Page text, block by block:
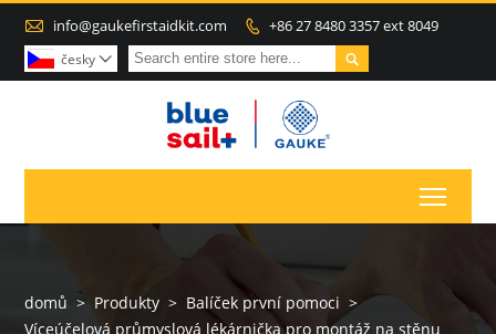
 info@gaukefirstaidkit.com  +86 27 8480 3357 ext 8049

česky 
domů > Produkty > Balíček první pomoci >
Víceúčelová průmyslová lékárnička pro montáž na stěnu